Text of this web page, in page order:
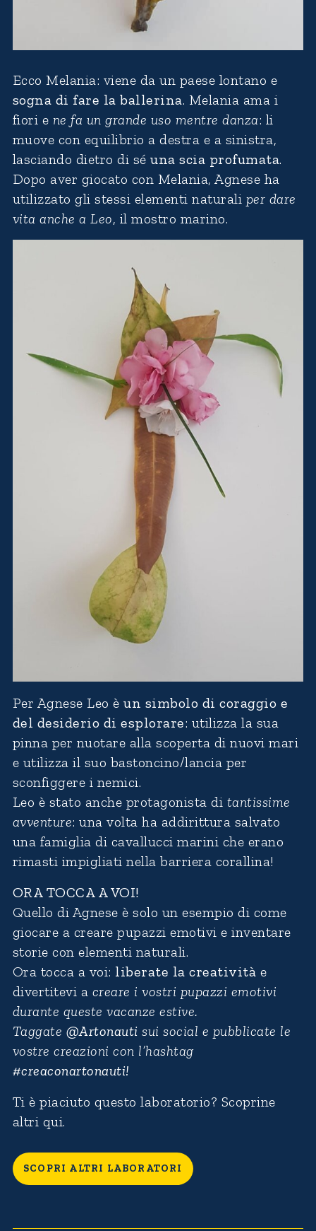
Ecco Melania: viene da un paese lontano e
sogna di fare la ballerina. Melania ama i
fiori e ne fa un grande uso mentre danza: li
muove con equilibrio a destra e a sinistra,
lasciando dietro di séuna scia profumata.
Dopo aver giocato con Melania, Agnese ha
utilizzato gli stessi elementi naturali per dare
vita anche a Leo, il mostro marino.
Per Agnese Leo èun simbolo di coraggio e
del desiderio di esplorare: utilizza la sua
pinna per nuotare alla scoperta di nuovi mari
e utilizza il suo bastoncino/lancia per
sconfiggere i nemici.
Leo è stato anche protagonista di tantissime
avventure: una volta ha addirittura salvato
una famiglia di cavallucci marini che erano
rimasti impigliati nella barriera corallina!
ORA TOCCA A VOI!
Quello di Agnese è solo un esempio di come
giocare a creare pupazzi emotivi e inventare
storie con elementi naturali.
Ora tocca a voi: liberate la creatività e
divertitevi a creare i vostri pupazzi emotivi
durante queste vacanze estive.
Taggate @Artonauti sui social e pubblicate le
vostre creazioni con l’hashtag
#creaconartonauti!
Ti è piaciuto questo laboratorio? Scoprine
altri qui.
SCOPRI ALTRI LABORATORI